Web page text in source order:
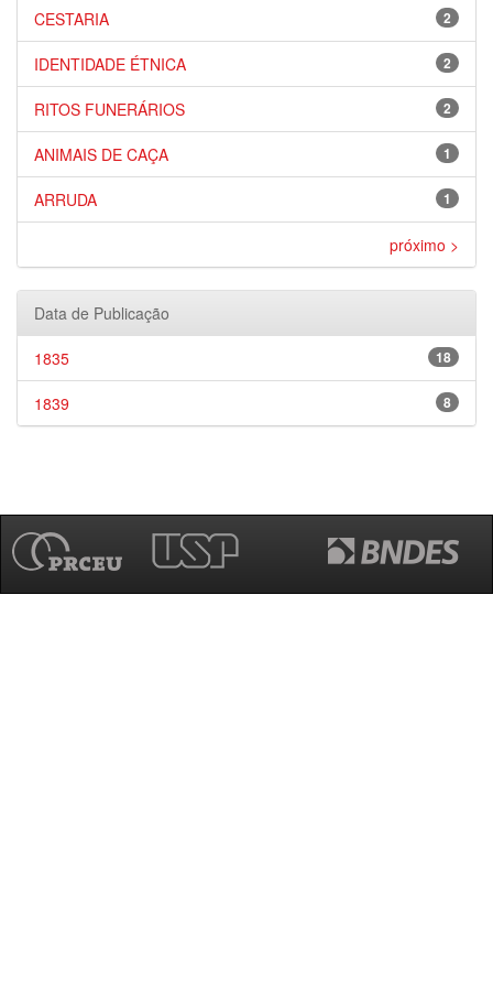
2
CESTARIA
2
IDENTIDADE ÉTNICA
2
RITOS FUNERÁRIOS
1
ANIMAIS DE CAÇA
1
ARRUDA
próximo >
Data de Publicação
18
1835
8
1839